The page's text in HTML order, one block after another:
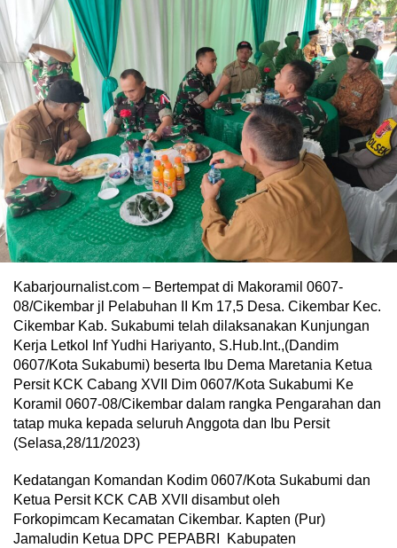
Kabarjournalist.com – Bertempat di Makoramil 0607-
08/Cikembar jl Pelabuhan II Km 17,5 Desa. Cikembar Kec.
Cikembar Kab. Sukabumi telah dilaksanakan Kunjungan
Kerja Letkol Inf Yudhi Hariyanto, S.Hub.Int.,(Dandim
0607/Kota Sukabumi) beserta Ibu Dema Maretania Ketua
Persit KCK Cabang XVII Dim 0607/Kota Sukabumi Ke
Koramil 0607-08/Cikembar dalam rangka Pengarahan dan
tatap muka kepada seluruh Anggota dan Ibu Persit
(Selasa,28/11/2023)
Kedatangan Komandan Kodim 0607/Kota Sukabumi dan
Ketua Persit KCK CAB XVII disambut oleh
Forkopimcam Kecamatan Cikembar. Kapten (Pur)
Jamaludin Ketua DPC PEPABRI Kabupaten